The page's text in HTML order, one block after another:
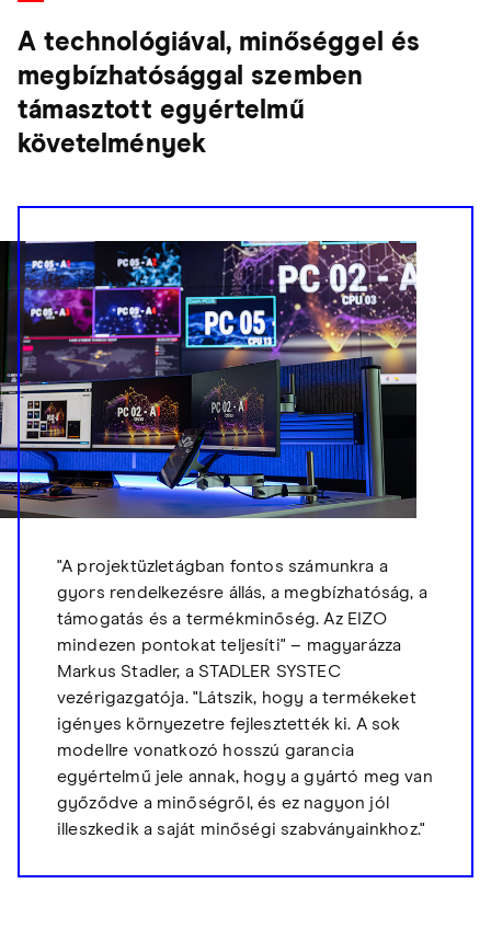
A technológiával, minőséggel és
megbízhatósággal szemben
támasztott egyértelmű
követelmények
"A projektüzletágban fontos számunkra a
gyors rendelkezésre állás, a megbízhatóság, a
támogatás és a termékminőség. Az EIZO
mindezen pontokat teljesíti" – magyarázza
Markus Stadler, a STADLER SYSTEC
vezérigazgatója. "Látszik, hogy a termékeket
igényes környezetre fejlesztették ki. A sok
modellre vonatkozó hosszú garancia
egyértelmű jele annak, hogy a gyártó meg van
győződve a minőségről, és ez nagyon jól
illeszkedik a saját minőségi szabványainkhoz."